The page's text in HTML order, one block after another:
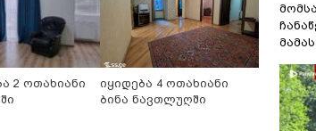
2 ოთახიანი
იყიდება 4 ოთახიანი
ბინა ნავთლუღში